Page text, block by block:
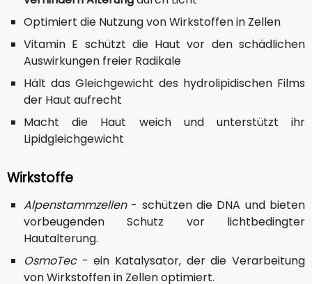
Optimiert die Nutzung von Wirkstoffen in Zellen
Vitamin E schützt die Haut vor den schädlichen
Auswirkungen freier Radikale
Hält das Gleichgewicht des hydrolipidischen Films
der Haut aufrecht
Macht die Haut weich und unterstützt ihr
Lipidgleichgewicht
Wirkstoffe
Alpenstammzellen- schützen die DNA und bieten
vorbeugenden Schutz vor lichtbedingter
Hautalterung.
OsmoTec- ein Katalysator, der die Verarbeitung
von Wirkstoffen in Zellen optimiert.